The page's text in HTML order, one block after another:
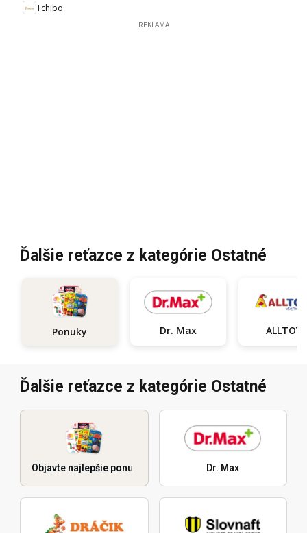
Tchibo
REKLAMA
Ďalšie reťazce z kategórie Ostatné
Ponuky Dr. Max ALLTOYS
Ďalšie reťazce z kategórie Ostatné
Objavte najlepšie ponuky Dr. Max